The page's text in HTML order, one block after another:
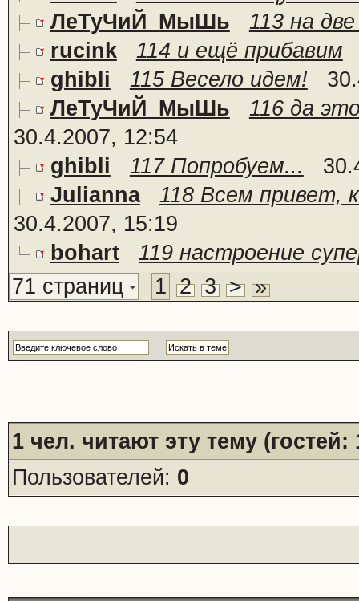
ЛеТуЧиЙ_МыШь
113 на
rucink
114 и ещё прибавим
ghibli
115 Весело идем!
ЛеТуЧиЙ_МыШь
116 да
30.4.2007, 12:54
ghibli
117 Попробуем...
Julianna
118 Всем привет,
30.4.2007, 15:19
bohart
119 настроение
71 страниц
1 2 3 > »
1чел. читают эту тему
Пользователей: 0